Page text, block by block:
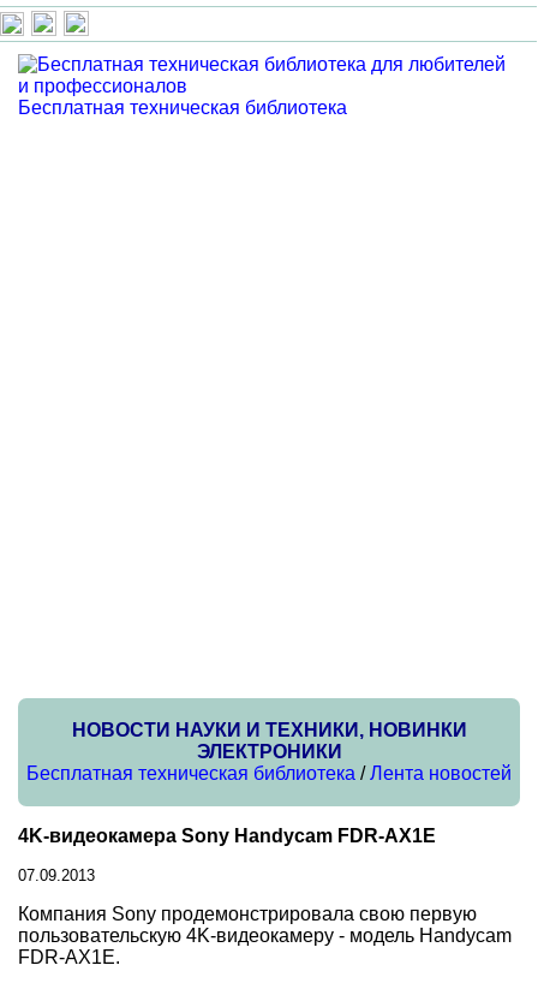
Бесплатная техническая библиотека
НОВОСТИ НАУКИ И ТЕХНИКИ, НОВИНКИ
ЭЛЕКТРОНИКИ
Бесплатная техническая библиотека /Лента новостей
4K-видеокамера Sony Handycam FDR-AX1E
07.09.2013
Компания Sony продемонстрировала свою первую
пользовательскую 4K-видеокамеру - модель Handycam
FDR-AX1E.